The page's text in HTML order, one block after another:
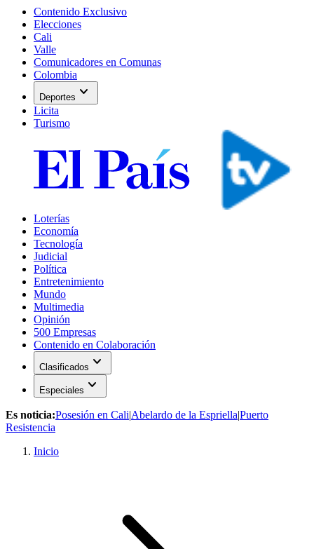
Contenido Exclusivo
Elecciones
Cali
Valle
Comunicadores en Comunas
Colombia
Deportes expand_more
Licita
Turismo
Loterías
Economía
Tecnología
Judicial
Política
Entretenimiento
Mundo
Multimedia
Opinión
500 Empresas
Contenido en Colaboración
Clasificados expand_more
Especiales expand_more
Es noticia:Posesión en Cali|Abelardo de la Espriella|Puerto
Resistencia
Inicio